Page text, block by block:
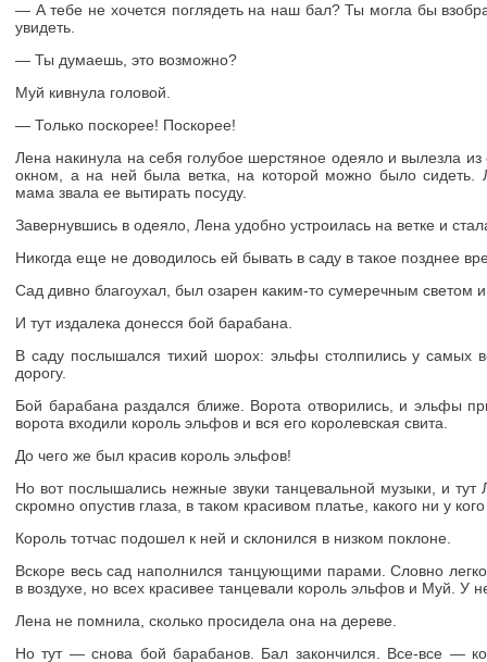
— А тебе не хочется поглядеть на наш бал? Ты могла бы
увидеть.
— Ты думаешь, это возможно?
Муй кивнула головой.
— Только поскорее! Поскорее!
Лена накинула на себя голубое шерстяное одеяло и вылезла
окном, а на ней была ветка, на которой можно было сидеть.
мама звала ее вытирать посуду.
Завернувшись в одеяло, Лена удобно устроилась на ветке и
Никогда еще не доводилось ей бывать в саду в такое позднее
Сад дивно благоухал, был озарен каким-то сумеречным
И тут издалека донесся бой барабана.
В саду послышался тихий шорох: эльфы столпились у самых
дорогу.
Бой барабана раздался ближе. Ворота отворились, и эльфы
ворота входили король эльфов и вся его королевская свита.
До чего же был красив король эльфов!
Но вот послышались нежные звуки танцевальной музыки, и
скромно опустив глаза, в таком красивом платье, какого ни у
Король тотчас подошел к ней и склонился в низком поклоне.
Вскоре весь сад наполнился танцующими парами. Словно
в воздухе, но всех красивее танцевали король эльфов и Муй. У
Лена не помнила, сколько просидела она на дереве.
Но тут — снова бой барабанов. Бал закончился. Все-все —